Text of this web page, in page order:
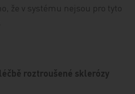
že v systému nejsou pro tyto
roztroušené sklerózy